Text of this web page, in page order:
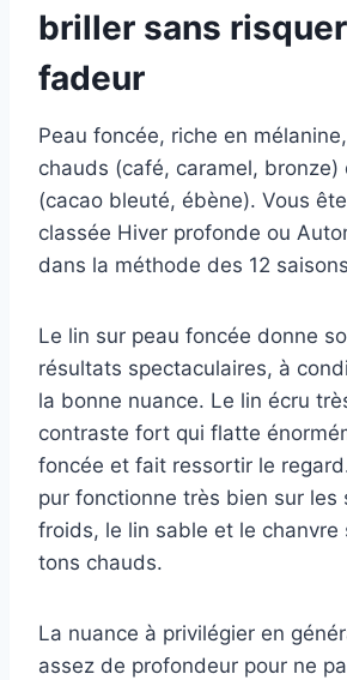
briller sans
fadeur
Peau foncée, riche en
chauds (café, caramel, bronze)
(cacao bleuté, ébène). Vous
classée Hiver profonde ou
dans la méthode des 12
Le lin sur peau foncée donne
résultats spectaculaires, à
la bonne nuance. Le lin écru
contraste fort qui flatte
foncée et fait ressortir le
pur fonctionne très bien sur les
froids, le lin sable et le chanvre
tons chauds.
La nuance à privilégier en
assez de profondeur pour ne